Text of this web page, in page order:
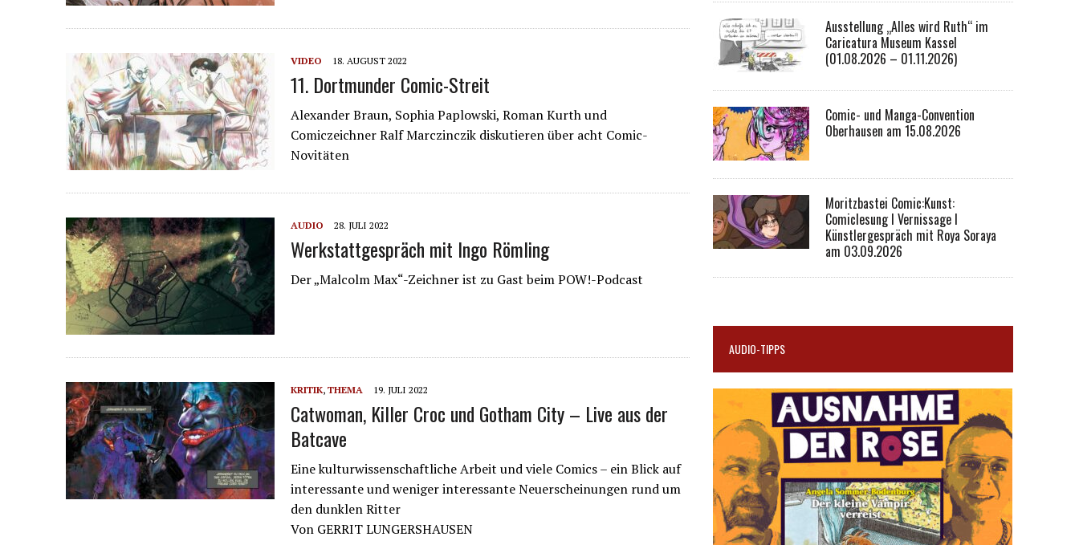
VIDEO 18. AUGUST 2022
11. Dortmunder Comic-Streit
Alexander Braun, Sophia Paplowski, Roman Kurth und
Comiczeichner Ralf Marczinczik diskutieren über acht Comic-
Novitäten
AUDIO 28. JULI 2022
Werkstattgespräch mit Ingo Römling
Der „Malcolm Max“-Zeichner ist zu Gast beim POW!-Podcast
KRITIK, THEMA 19. JULI 2022
Catwoman, Killer Croc und Gotham City – Live aus der
Batcave
Eine kulturwissenschaftliche Arbeit und viele Comics – ein Blick auf
interessante und weniger interessante Neuerscheinungen rund um
den dunklen Ritter
Von GERRIT LUNGERSHAUSEN
Ausstellung „Alles wird Ruth“ im
Caricatura Museum Kassel
(01.08.2026 – 01.11.2026)
Comic- und Manga-Convention
Oberhausen am 15.08.2026
Moritzbastei Comic:Kunst:
Comiclesung I Vernissage I
Künstlergespräch mit Roya Soraya
am 03.09.2026
AUDIO-TIPPS